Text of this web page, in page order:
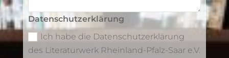
Datenschutzerklärung
Ich habe die Datenschutzerklärung
des Literaturwerk Rheinland-Pfalz-Saar e.V.